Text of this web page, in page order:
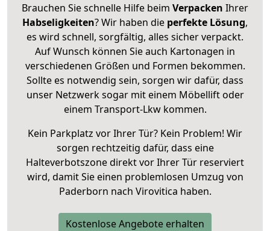
Brauchen Sie schnelle Hilfe beim Verpacken Ihrer
Habseligkeiten? Wir haben die perfekte Lösung,
es wird schnell, sorgfältig, alles sicher verpackt.
Auf Wunsch können Sie auch Kartonagen in
verschiedenen Größen und Formen bekommen.
Sollte es notwendig sein, sorgen wir dafür, dass
unser Netzwerk sogar mit einem Möbellift oder
einem Transport-Lkw kommen.
Kein Parkplatz vor Ihrer Tür? Kein Problem! Wir
sorgen rechtzeitig dafür, dass eine
Halteverbotszone direkt vor Ihrer Tür reserviert
wird, damit Sie einen problemlosen Umzug von
Paderborn nach Virovitica haben.
Kostenlose Angebote erhalten